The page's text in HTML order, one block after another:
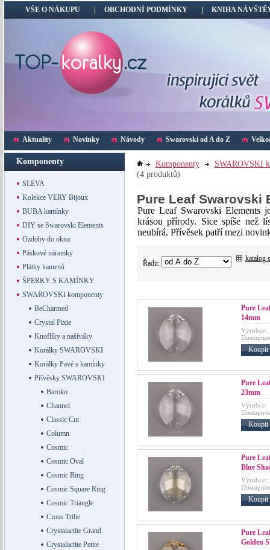
VŠE O NÁKUPU OBCHODNÍ PODMÍNKY KNIHA
Aktuality Novinky Návody Swarovski od A do Z
Komponenty
SLEVA
Kolekce VERY Bijoux
BUBA kamínky
DIY se Swarovski Elements
Ozdoby do okna
Páskové náramky
Plátky kamenů
ŠPERKY S KAMÍNKY
SWAROVSKI komponenty
BeCharmed
Crystal Pixie
Knoflíky a našíváky
Korálky SWAROVSKI
Korálky Pavé s kamínky
Přívěsky SWAROVSKI
Baroko
Channel
Classic Cut
Column
Cosmic
Cosmic Oval
Cosmic Ring
Cosmic Square Ring
Cosmic Triangle
Cross Tribe
Crystalactite Grand
Crystalactite Petite
Komponenty
SWAROVSKI
(4 produktů)
Pure Leaf Swarovski
Pure Leaf Swarovski Elements
krásou přírody. Sice spíše než
neubírá. Přívěsek patří mezi
Řadit:
katalog
Pure
14mm
Výrobce:
Koupit
Pure
23mm
Výrobce:
Koupit
Pure
Blue
Výrobce:
Koupit
Pure
Golden